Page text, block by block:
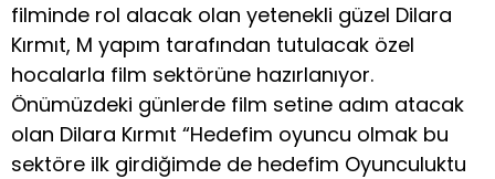
filminde rol alacak olan yetenekli güzel Dilara
Kırmıt, M yapım tarafından tutulacak özel
hocalarla film sektörüne hazırlanıyor.
Önümüzdeki günlerde film setine adım atacak
olan Dilara Kırmıt “Hedefim oyuncu olmak bu
sektöre ilk girdiğimde de hedefim Oyunculuktu